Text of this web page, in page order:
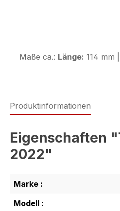
Maße ca.: Länge: 114 mm |
Produktinformationen
Eigenschaften
2022"
Marke :
Modell :